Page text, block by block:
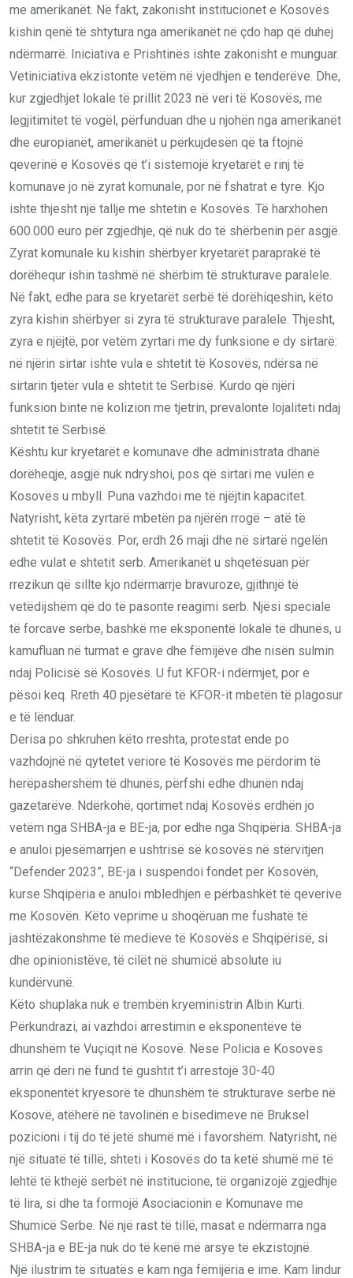
me amerikanët. Në fakt, zakonisht institucionet e Kosovës
kishin qenë të shtytura nga amerikanët në çdo hap që duhej
ndërmarrë. Iniciativa e Prishtinës ishte zakonisht e munguar.
Vetiniciativa ekzistonte vetëm në vjedhjen e tenderëve. Dhe,
kur zgjedhjet lokale të prillit 2023 në veri të Kosovës, me
legjitimitet të vogël, përfunduan dhe u njohën nga amerikanët
dhe europianët, amerikanët u përkujdesën që ta ftojnë
qeverinë e Kosovës që t’i sistemojë kryetarët e rinj të
komunave jo në zyrat komunale, por në fshatrat e tyre. Kjo
ishte thjesht një tallje me shtetin e Kosovës. Të harxhohen
600.000 euro për zgjedhje, që nuk do të shërbenin për asgjë.
Zyrat komunale ku kishin shërbyer kryetarët paraprakë të
dorëhequr ishin tashmë në shërbim të strukturave paralele.
Në fakt, edhe para se kryetarët serbë të dorëhiqeshin, këto
zyra kishin shërbyer si zyra të strukturave paralele. Thjesht,
zyra e njëjtë, por vetëm zyrtari me dy funksione e dy sirtarë:
në njërin sirtar ishte vula e shtetit të Kosovës, ndërsa në
sirtarin tjetër vula e shtetit të Serbisë. Kurdo që njëri
funksion binte në kolizion me tjetrin, prevalonte lojaliteti ndaj
shtetit të Serbisë.
Kështu kur kryetarët e komunave dhe administrata dhanë
dorëheqje, asgjë nuk ndryshoi, pos që sirtari me vulën e
Kosovës u mbyll. Puna vazhdoi me të njëjtin kapacitet.
Natyrisht, këta zyrtarë mbetën pa njërën rrogë – atë të
shtetit të Kosovës. Por, erdh 26 maji dhe në sirtarë ngelën
edhe vulat e shtetit serb. Amerikanët u shqetësuan për
rrezikun që sillte kjo ndërmarrje bravuroze, gjithnjë të
vetëdijshëm që do të pasonte reagimi serb. Njësi speciale
të forcave serbe, bashkë me eksponentë lokalë të dhunës, u
kamufluan në turmat e grave dhe fëmijëve dhe nisën sulmin
ndaj Policisë së Kosovës. U fut KFOR-i ndërmjet, por e
pësoi keq. Rreth 40 pjesëtarë të KFOR-it mbetën të plagosur
e të lënduar.
Derisa po shkruhen këto rreshta, protestat ende po
vazhdojnë në qytetet veriore të Kosovës me përdorim të
herëpashershëm të dhunës, përfshi edhe dhunën ndaj
gazetarëve. Ndërkohë, qortimet ndaj Kosovës erdhën jo
vetëm nga SHBA-ja e BE-ja, por edhe nga Shqipëria. SHBA-ja
e anuloi pjesëmarrjen e ushtrisë së kosovës në stërvitjen
“Defender 2023”, BE-ja i suspendoi fondet për Kosovën,
kurse Shqipëria e anuloi mbledhjen e përbashkët të qeverive
me Kosovën. Këto veprime u shoqëruan me fushatë të
jashtëzakonshme të medieve të Kosovës e Shqipërisë, si
dhe opinionistëve, të cilët në shumicë absolute iu
kundërvunë.
Këto shuplaka nuk e trembën kryeministrin Albin Kurti.
Përkundrazi, ai vazhdoi arrestimin e eksponentëve të
dhunshëm të Vuçiqit në Kosovë. Nëse Policia e Kosovës
arrin që deri në fund të gushtit t’i arrestojë 30-40
eksponentët kryesorë të dhunshëm të strukturave serbe në
Kosovë, atëherë në tavolinën e bisedimeve në Bruksel
pozicioni i tij do të jetë shumë më i favorshëm. Natyrisht, në
një situatë të tillë, shteti i Kosovës do ta ketë shumë më të
lehtë të kthejë serbët në institucione, të organizojë zgjedhje
të lira, si dhe ta formojë Asociacionin e Komunave me
Shumicë Serbe. Në një rast të tillë, masat e ndërmarra nga
SHBA-ja e BE-ja nuk do të kenë më arsye të ekzistojnë.
Një ilustrim të situatës e kam nga fëmijëria e ime. Kam lindur